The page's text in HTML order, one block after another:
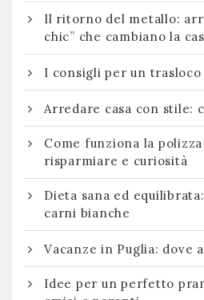
Il ritorno del metallo:
chic” che cambiano la
I consigli per un
Arredare casa con stile:
Come funziona la
risparmiare e curiosità
Dieta sana ed
carni bianche
Vacanze in Puglia: dove
Idee per un perfetto